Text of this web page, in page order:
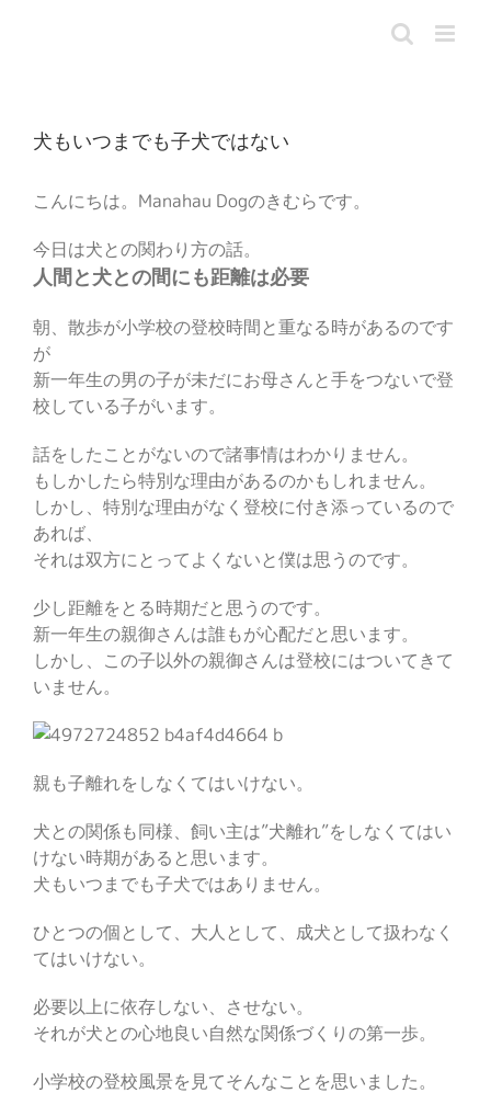
犬もいつまでも子犬ではない
こんにちは。Manahau Dogのきむらです。
今日は犬との関わり方の話。
人間と犬との間にも距離は必要
朝、散歩が小学校の登校時間と重なる時があるのです
が
新一年生の男の子が未だにお母さんと手をつないで登
校している子がいます。
話をしたことがないので諸事情はわかりません。
もしかしたら特別な理由があるのかもしれません。
しかし、特別な理由がなく登校に付き添っているので
あれば、
それは双方にとってよくないと僕は思うのです。
少し距離をとる時期だと思うのです。
新一年生の親御さんは誰もが心配だと思います。
しかし、この子以外の親御さんは登校にはついてきて
いません。
親も子離れをしなくてはいけない。
犬との関係も同様、飼い主は”犬離れ”をしなくてはい
けない時期があると思います。
犬もいつまでも子犬ではありません。
ひとつの個として、大人として、成犬として扱わなく
てはいけない。
必要以上に依存しない、させない。
それが犬との心地良い自然な関係づくりの第一歩。
小学校の登校風景を見てそんなことを思いました。